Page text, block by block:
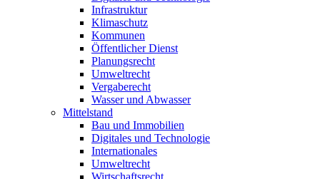
Infrastruktur
Klimaschutz
Kommunen
Öffentlicher Dienst
Planungsrecht
Umweltrecht
Vergaberecht
Wasser und Abwasser
Mittelstand
Bau und Immobilien
Digitales und Technologie
Internationales
Umweltrecht
Wirtschaftsrecht